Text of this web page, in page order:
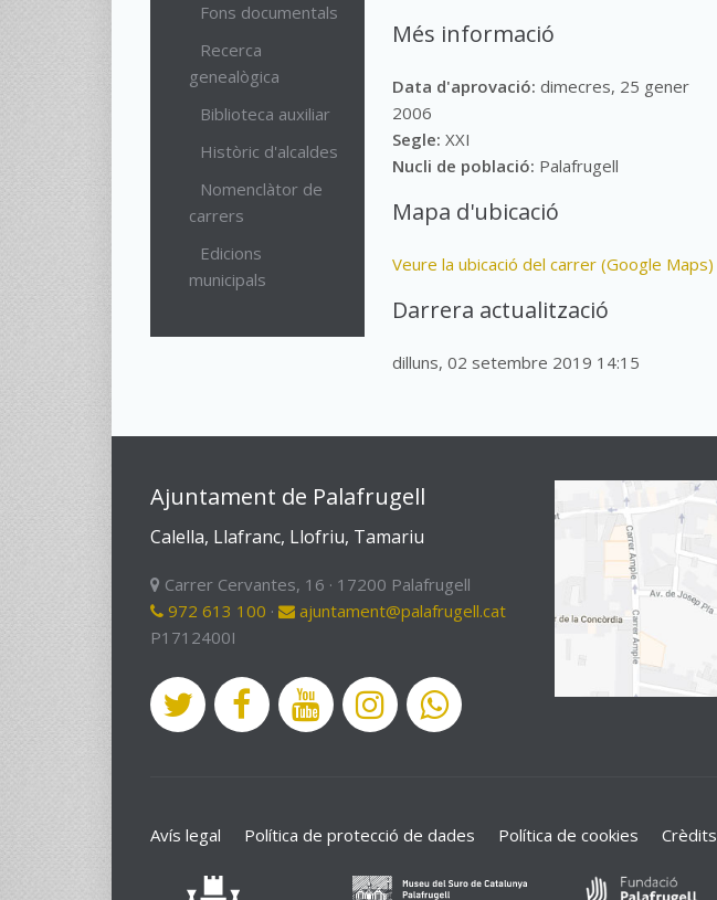
Més informació
Data d'aprovació:dimecres, 25 gener
2006
Segle:XXI
Nucli de població: Palafrugell
Mapa d'ubicació
Veure la ubicació del carrer (Google Maps)
Darrera actualització
dilluns, 02 setembre 2019 14:15
Fons documentals
Recerca
genealògica
Biblioteca auxiliar
Històric d'alcaldes
Nomenclàtor de
carrers
Edicions
municipals
Ajuntament de Palafrugell
Calella, Llafranc, Llofriu, Tamariu
Carrer Cervantes, 16 · 17200 Palafrugell
972 613 100 ·
ajuntament@palafrugell.cat
P1712400I
Avís legal Política de protecció de dades Política de cookies Crèdits